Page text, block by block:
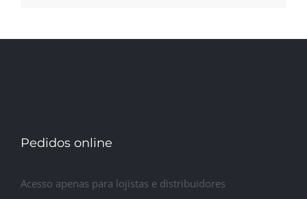
Pedidos online
Acesso apenas para lojistas e distribuidores